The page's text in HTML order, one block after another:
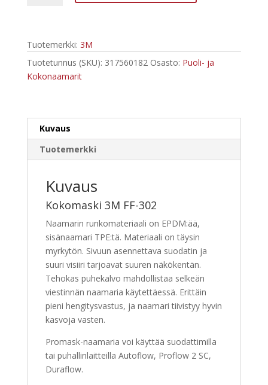
Tuotemerkki: 3M
Tuotetunnus (SKU): 317560182 Osasto: Puoli- ja
Kokonaamarit
Kuvaus
Tuotemerkki
Kuvaus
Kokomaski 3M FF-302
Naamarin runkomateriaali on EPDM:ää,
sisänaamari TPE:tä. Materiaali on täysin
myrkytön. Sivuun asennettava suodatin ja
suuri visiiri tarjoavat suuren näkökentän.
Tehokas puhekalvo mahdollistaa selkeän
viestinnän naamaria käytettäessä. Erittäin
pieni hengitysvastus, ja naamari tiivistyy hyvin
kasvoja vasten.
Promask-naamaria voi käyttää suodattimilla
tai puhallinlaitteilla Autoflow, Proflow 2 SC,
Duraflow.